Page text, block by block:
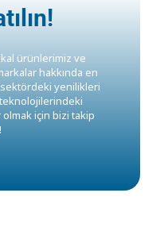
ürünlerimiz ve
hakkında en
yenilikleri
için bizi takip